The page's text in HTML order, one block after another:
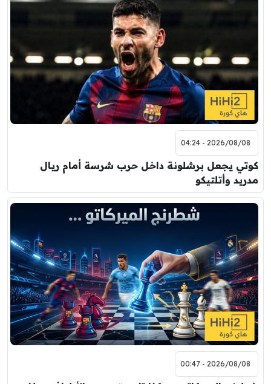
2026/08/08 - 04:24
كوتي يجعل برشلونة داخل حرب شرسة أمام ريال
مدريد وأتلتيكو
2026/08/08 - 00:47